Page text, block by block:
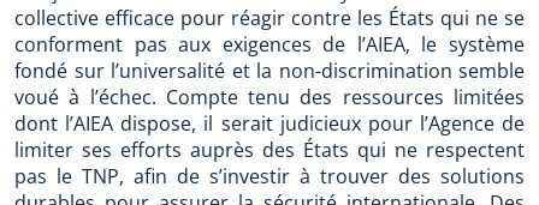
collective efficace pour réagir contre les États qui ne se
conforment pas aux exigences de l’AIEA, le système
fondé sur l’universalité et la non-discrimination semble
voué à l’échec. Compte tenu des ressources limitées
dont l’AIEA dispose, il serait judicieux pour l’Agence de
limiter ses efforts auprès des États qui ne respectent
pas le TNP, afin de s’investir à trouver des solutions